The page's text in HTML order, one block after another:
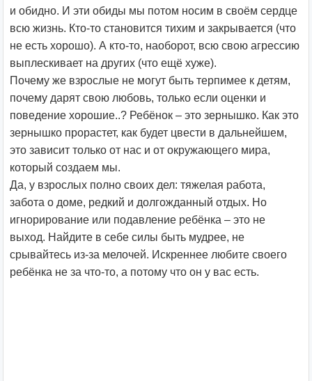
и обидно. И эти обиды мы потом носим в своём сердце
всю жизнь. Кто-то становится тихим и закрывается (что
не есть хорошо). А кто-то, наоборот, всю свою агрессию
выплескивает на других (что ещё хуже).
Почему же взрослые не могут быть терпимее к детям,
почему дарят свою любовь, только если оценки и
поведение хорошие..? Ребёнок – это зернышко. Как это
зернышко прорастет, как будет цвести в дальнейшем,
это зависит только от нас и от окружающего мира,
который создаем мы.
Да, у взрослых полно своих дел: тяжелая работа,
забота о доме, редкий и долгожданный отдых. Но
игнорирование или подавление ребёнка – это не
выход. Найдите в себе силы быть мудрее, не
срывайтесь из-за мелочей. Искреннее любите своего
ребёнка не за что-то, а потому что он у вас есть.